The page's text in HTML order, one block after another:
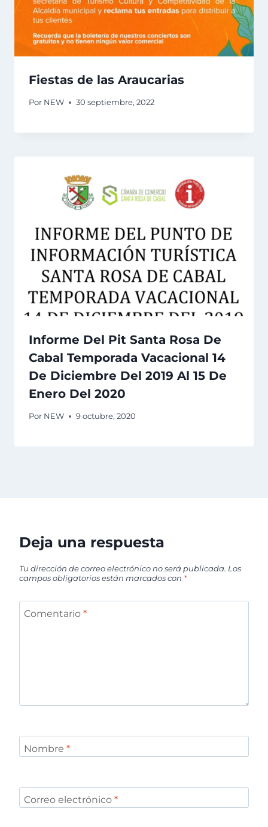
Fiestas de las Araucarias
Por NEW 30 septiembre, 2022
Informe Del Pit Santa Rosa De
Cabal Temporada Vacacional 14
De Diciembre Del 2019 Al 15 De
Enero Del 2020
Por NEW 9 octubre, 2020
Deja una respuesta
Tu dirección de correo electrónico no será publicada. Los
campos obligatorios están marcados con *
Comentario *
Nombre *
Correo electrónico *